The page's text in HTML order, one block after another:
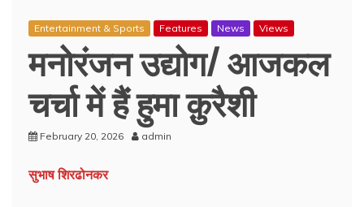
Entertainment & Sports Features News Views
मनोरंजन उद्योग/ आजकल
चर्चा में हैं हुमा क़ुरैशी
February 20, 2026 admin
सुभाष शिरढोनकर